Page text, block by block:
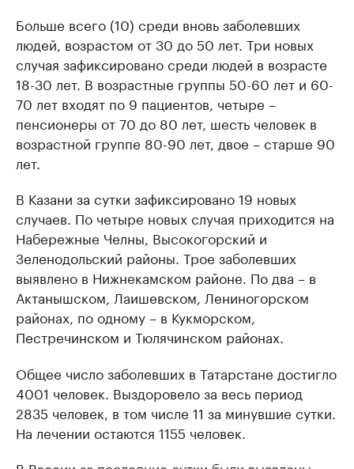
Больше всего (10) среди вновь заболевших
людей, возрастом от 30 до 50 лет. Три новых
случая зафиксировано среди людей в возрасте
18-30 лет. В возрастные группы 50-60 лет и 60-
70 лет входят по 9 пациентов, четыре –
пенсионеры от 70 до 80 лет, шесть человек в
возрастной группе 80-90 лет, двое – старше 90
лет.
В Казани за сутки зафиксировано 19 новых
случаев. По четыре новых случая приходится на
Набережные Челны, Высокогорский и
Зеленодольский районы. Трое заболевших
выявлено в Нижнекамском районе. По два – в
Актанышском, Лаишевском, Лениногорском
районах, по одному – в Кукморском,
Пестречинском и Тюлячинском районах.
Общее число заболевших в Татарстане достигло
4001 человек. Выздоровело за весь период
2835 человек, в том числе 11 за минувшие сутки.
На лечении остаются 1155 человек.